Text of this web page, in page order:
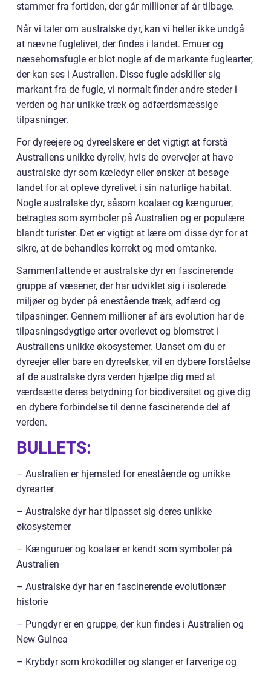
stammer fra fortiden, der går millioner af år tilbage.
Når vi taler om australske dyr, kan vi heller ikke undgå
at nævne fuglelivet, der findes i landet. Emuer og
næsehornsfugle er blot nogle af de markante fuglearter,
der kan ses i Australien. Disse fugle adskiller sig
markant fra de fugle, vi normalt finder andre steder i
verden og har unikke træk og adfærdsmæssige
tilpasninger.
For dyreejere og dyreelskere er det vigtigt at forstå
Australiens unikke dyreliv, hvis de overvejer at have
australske dyr som kæledyr eller ønsker at besøge
landet for at opleve dyrelivet i sin naturlige habitat.
Nogle australske dyr, såsom koalaer og kænguruer,
betragtes som symboler på Australien og er populære
blandt turister. Det er vigtigt at lære om disse dyr for at
sikre, at de behandles korrekt og med omtanke.
Sammenfattende er australske dyr en fascinerende
gruppe af væsener, der har udviklet sig i isolerede
miljøer og byder på enestående træk, adfærd og
tilpasninger. Gennem millioner af års evolution har de
tilpasningsdygtige arter overlevet og blomstret i
Australiens unikke økosystemer. Uanset om du er
dyreejer eller bare en dyreelsker, vil en dybere forståelse
af de australske dyrs verden hjælpe dig med at
værdsætte deres betydning for biodiversitet og give dig
en dybere forbindelse til denne fascinerende del af
verden.
BULLETS:
– Australien er hjemsted for enestående og unikke
dyrearter
– Australske dyr har tilpasset sig deres unikke
økosystemer
– Kænguruer og koalaer er kendt som symboler på
Australien
– Australske dyr har en fascinerende evolutionær
historie
– Pungdyr er en gruppe, der kun findes i Australien og
New Guinea
– Krybdyr som krokodiller og slanger er farverige og